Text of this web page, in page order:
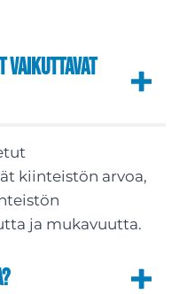
vaikuttavat
kiinteistön arvoa,
ja mukavuutta.